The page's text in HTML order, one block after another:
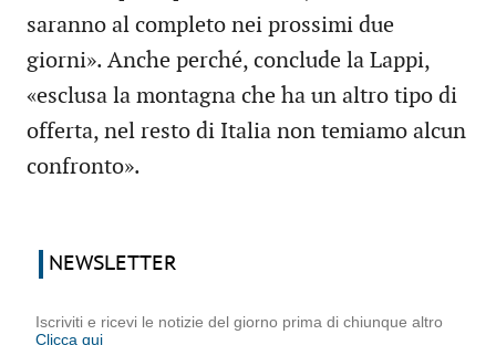
saranno al completo nei prossimi due
giorni». Anche perché, conclude la Lappi,
«esclusa la montagna che ha un altro tipo di
offerta, nel resto di Italia non temiamo alcun
confronto».
NEWSLETTER
Iscriviti e ricevi le notizie del giorno prima di chiunque altro
Clicca qui